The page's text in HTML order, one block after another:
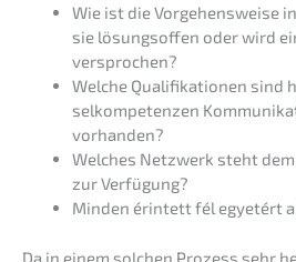
Wie ist die Vorge­hens­wei­se
sie lösungs­of­fen oder wird
versprochen?
Welche Quali­fi­ka­tio­nen sind
sel­kom­pe­ten­zen
vorhanden?
Welches Netzwerk steht
zur Verfügung?
Minden érintett fél egyetért
Da in einem solchen Prozess sehr